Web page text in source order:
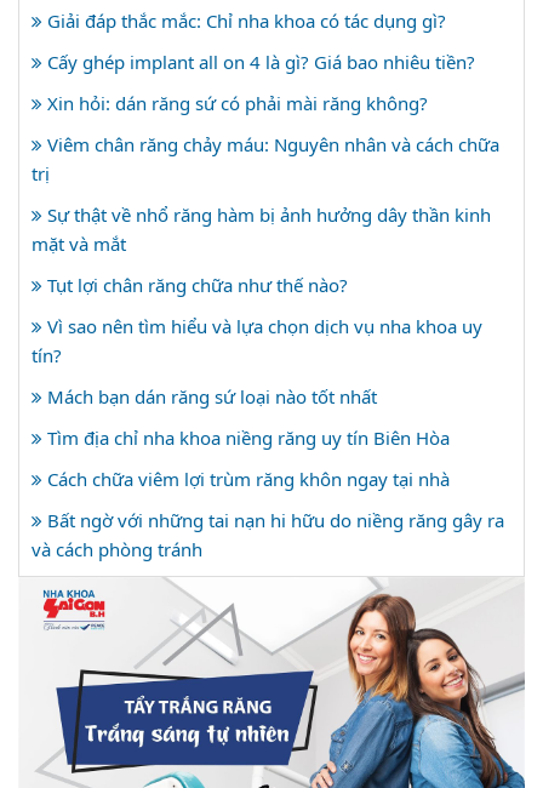
Giải đáp thắc mắc: Chỉ nha khoa có tác dụng gì?
Cấy ghép implant all on 4 là gì? Giá bao nhiêu tiền?
Xin hỏi: dán răng sứ có phải mài răng không?
Viêm chân răng chảy máu: Nguyên nhân và cách chữa
trị
Sự thật về nhổ răng hàm bị ảnh hưởng dây thần kinh
mặt và mắt
Tụt lợi chân răng chữa như thế nào?
Vì sao nên tìm hiểu và lựa chọn dịch vụ nha khoa uy
tín?
Mách bạn dán răng sứ loại nào tốt nhất
Tìm địa chỉ nha khoa niềng răng uy tín Biên Hòa
Cách chữa viêm lợi trùm răng khôn ngay tại nhà
Bất ngờ với những tai nạn hi hữu do niềng răng gây ra
và cách phòng tránh